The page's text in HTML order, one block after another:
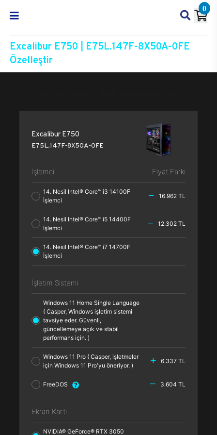
0
Excalibur E750 | E75L.147F-8X50A-0FE
Özelleştir
Excalibur E750
E75L.147F-8X50A-0FE
İşlemci Fiyat Farkı
14. Nesil Intel® Core™ i3 14100F
İşlemci
16.962 TL
14. Nesil Intel® Core™ i5 14400F
İşlemci
12.302 TL
14. Nesil Intel® Core™ i7 14700F
İşlemci
İşletim Sistemi
Windows 11 Home Single Language
( Casper, Windows işletim sistemi
tavsiye eder. Güvenli,
güncellemeye açık ve stabil
performans için. )
Windows 11 Pro ( Casper, işletmeler
için Windows 11 Pro'yu öneriyor. )
6.337 TL
FreeDOS 3.604 TL
Ekran Kartı
NVIDIA® GeForce® RTX 3050